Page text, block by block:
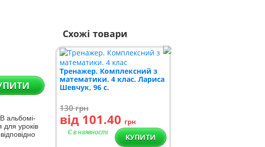
Схожі товари
Тренажер. Комплексний з
математики. 4 клас. Лариса
Шевчук, 96 с.
130грн
від 101.40 грн
Є в наявності КУПИТИ
альбомі-
для уроків